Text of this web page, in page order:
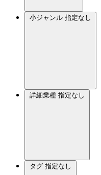
小ジャンル 指定なし
詳細業種 指定なし
タグ 指定なし